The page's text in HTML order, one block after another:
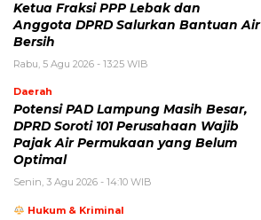
Ketua Fraksi PPP Lebak dan
Anggota DPRD Salurkan Bantuan Air
Bersih
Rabu, 5 Agu 2026 - 13:25 WIB
Daerah
Potensi PAD Lampung Masih Besar,
DPRD Soroti 101 Perusahaan Wajib
Pajak Air Permukaan yang Belum
Optimal
Senin, 3 Agu 2026 - 14:10 WIB
Hukum & Kriminal